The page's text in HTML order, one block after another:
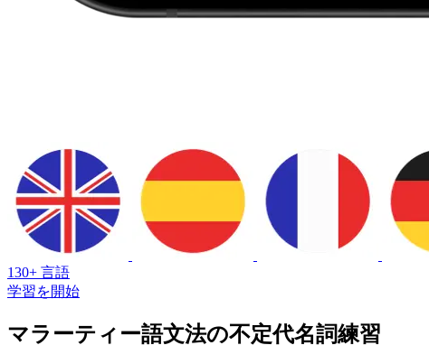
130+ 言語
学習を開始
マラーティー語文法の不定代名詞練習